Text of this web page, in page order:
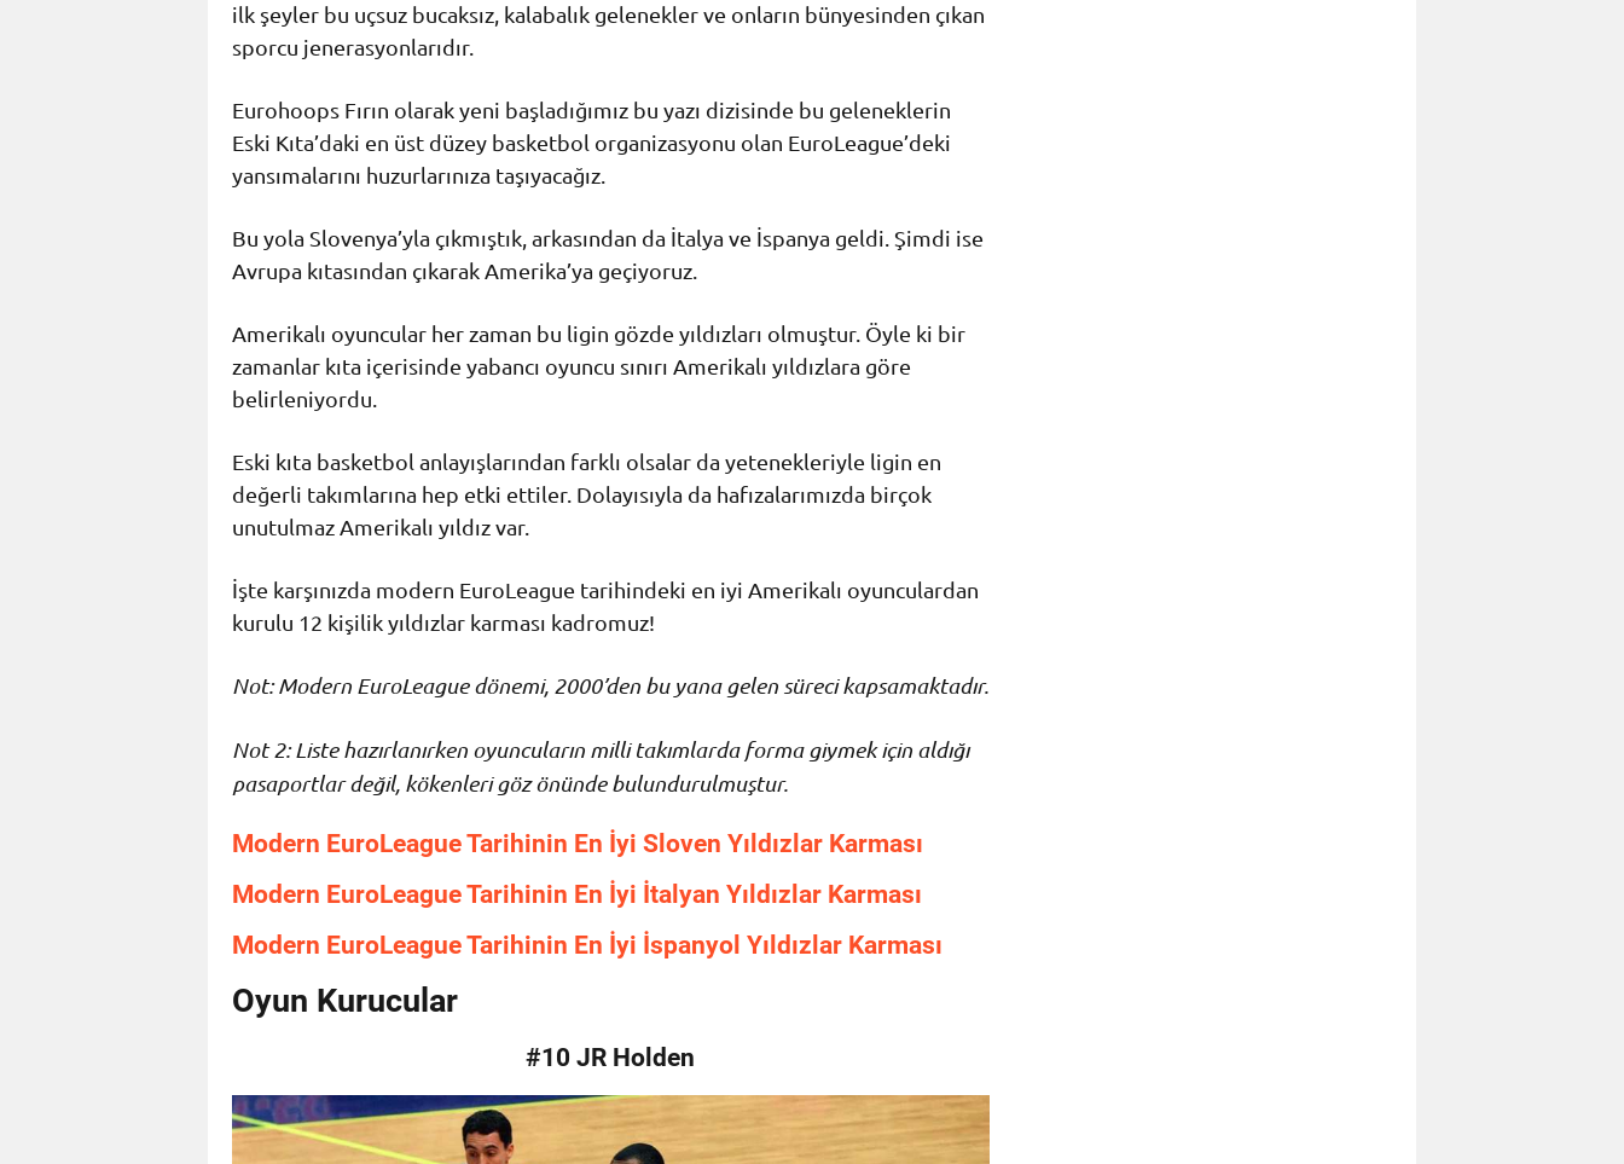
ilk şeyler bu uçsuz bucaksız, kalabalık gelenekler ve onların bünyesinden çıkan
sporcu jenerasyonlarıdır.
Eurohoops Fırın olarak yeni başladığımız bu yazı dizisinde bu geleneklerin
Eski Kıta’daki en üst düzey basketbol organizasyonu olan EuroLeague’deki
yansımalarını huzurlarınıza taşıyacağız.
Bu yola Slovenya’yla çıkmıştık, arkasından da İtalya ve İspanya geldi. Şimdi ise
Avrupa kıtasından çıkarak Amerika’ya geçiyoruz.
Amerikalı oyuncular her zaman bu ligin gözde yıldızları olmuştur. Öyle ki bir
zamanlar kıta içerisinde yabancı oyuncu sınırı Amerikalı yıldızlara göre
belirleniyordu.
Eski kıta basketbol anlayışlarından farklı olsalar da yetenekleriyle ligin en
değerli takımlarına hep etki ettiler. Dolayısıyla da hafızalarımızda birçok
unutulmaz Amerikalı yıldız var.
İşte karşınızda modern EuroLeague tarihindeki en iyi Amerikalı oyunculardan
kurulu 12 kişilik yıldızlar karması kadromuz!
Not: Modern EuroLeague dönemi, 2000’den bu yana gelen süreci kapsamaktadır.
Not 2: Liste hazırlanırken oyuncuların milli takımlarda forma giymek için aldığı
pasaportlar değil, kökenleri göz önünde bulundurulmuştur.
Modern EuroLeague Tarihinin En İyi Sloven Yıldızlar Karması
Modern EuroLeague Tarihinin En İyi İtalyan Yıldızlar Karması
Modern EuroLeague Tarihinin En İyi İspanyol Yıldızlar Karması
Oyun Kurucular
#10 JR Holden